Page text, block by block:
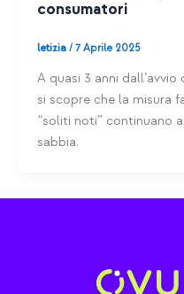
consumatori
letizia / 7 Aprile 2025
A quasi 3 anni
si scopre che la misura
“soliti noti” continuano
sabbia.